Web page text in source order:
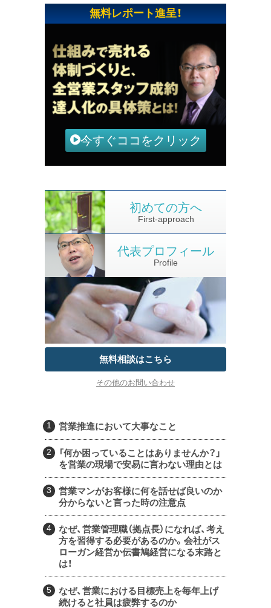
無料レポート進呈！
今すぐココをクリック
First-approach
初めての方へ
Profile
代表プロフィール
無料相談はこちら
その他のお問い合わせ
営業推進において大事なこと
「何か困っていることはありませんか？」
を営業の現場で安易に言わない理由とは
営業マンがお客様に何を話せば良いのか
分からないと言った時の注意点
なぜ、営業管理職（拠点長）になれば、考え
方を習得する必要があるのか。会社がス
ローガン経営か伝書鳩経営になる末路と
は！
なぜ、営業における目標売上を毎年上げ
続けると社員は疲弊するのか